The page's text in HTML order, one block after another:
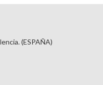
sobre de
(ESPAÑA)